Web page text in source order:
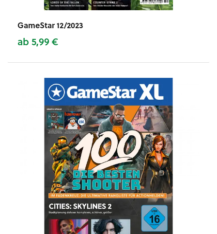
GameStar 12/2023
ab 5,99 €